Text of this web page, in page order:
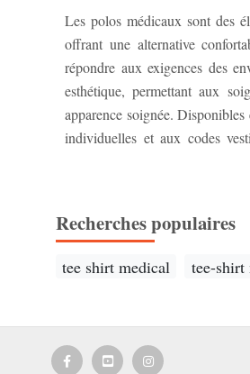
Les polos médicaux sont des
offrant une alternative
répondre aux exigences des
esthétique, permettant aux
apparence soignée.
individuelles et aux codes
intègrent des propriétés
optimale et un confort accru
qualité, les professionnels de
Recherches populaires
tee shirt medical tee-shirt